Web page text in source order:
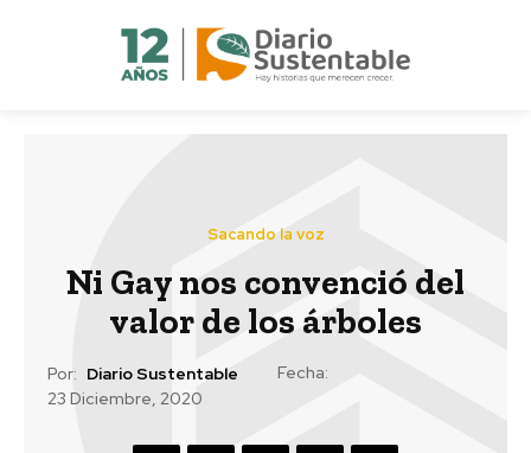
Sacando la voz
Ni Gay nos convenció del
valor de los árboles
Por: Diario Sustentable
Fecha:
23 Diciembre, 2020